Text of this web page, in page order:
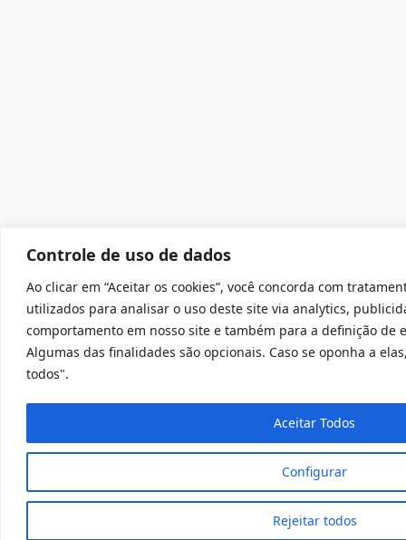
Controle de uso de dados
Ao clicar em “Aceitar os cookies”, você concorda com
utilizados para analisar o uso deste site via analytics,
comportamento em nosso site e também para a definição de
Algumas das finalidades são opcionais. Caso se oponha a
todos".
Configurar
Rejeitar todos
Aceitar Todos